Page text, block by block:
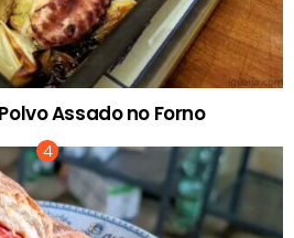
Assado no Forno